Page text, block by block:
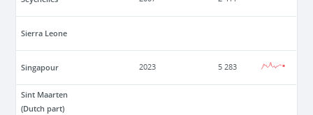
Sierra Leone
Singapour 2023 5 283
Sint Maarten
(Dutch part)